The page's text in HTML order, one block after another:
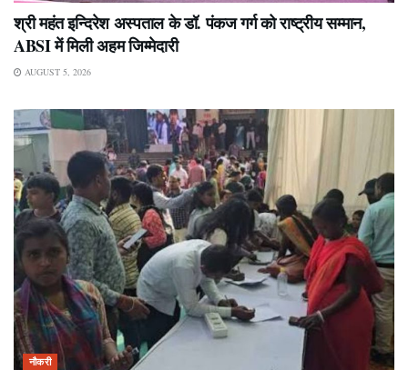
श्री महंत इन्दिरेश अस्पताल के डॉ. पंकज गर्ग को राष्ट्रीय सम्मान,
ABSI में मिली अहम जिम्मेदारी
AUGUST 5, 2026
नौकरी